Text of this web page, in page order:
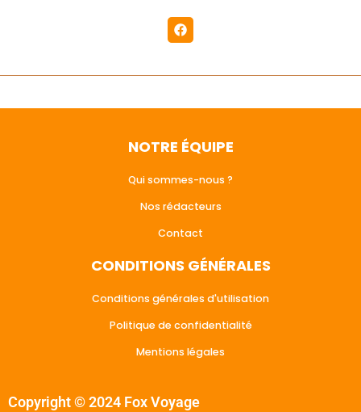
NOTRE ÉQUIPE
Qui sommes-nous ?
Nos rédacteurs
Contact
CONDITIONS GÉNÉRALES
Conditions générales d'utilisation
Politique de confidentialité
Mentions légales
Copyright © 2024 Fox Voyage